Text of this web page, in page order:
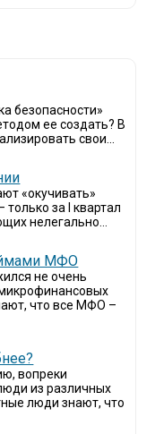
безопасности»
ее создать? В
свои...
«окучивать»
за I квартал
нелегально...
МФО
не очень
что все МФО –
вопреки
из различных
люди знают, что